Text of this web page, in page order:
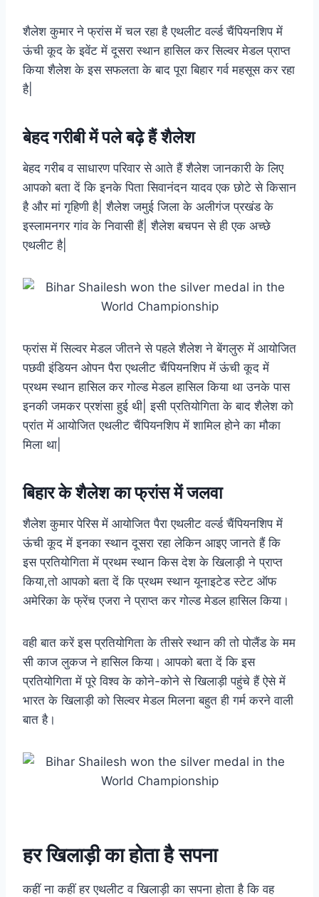
शैलेश कुमार ने फ्रांस में चल रहा है एथलीट वर्ल्ड चैंपियनशिप में
ऊंची कूद के इवेंट में दूसरा स्थान हासिल कर सिल्वर मेडल प्राप्त
किया शैलेश के इस सफलता के बाद पूरा बिहार गर्व महसूस कर रहा
है|
बेहद गरीबी में पले बढ़े हैं शैलेश
बेहद गरीब व साधारण परिवार से आते हैं शैलेश जानकारी के लिए
आपको बता दें कि इनके पिता सिवानंदन यादव एक छोटे से किसान
है और मां गृहिणी है| शैलेश जमुई जिला के अलीगंज प्रखंड के
इस्लामनगर गांव के निवासी हैं| शैलेश बचपन से ही एक अच्छे
एथलीट है|
फ्रांस में सिल्वर मेडल जीतने से पहले शैलेश ने बेंगलुरु में आयोजित
पछवी इंडियन ओपन पैरा एथलीट चैंपियनशिप में ऊंची कूद में
प्रथम स्थान हासिल कर गोल्ड मेडल हासिल किया था उनके पास
इनकी जमकर प्रशंसा हुई थी| इसी प्रतियोगिता के बाद शैलेश को
प्रांत में आयोजित एथलीट चैंपियनशिप में शामिल होने का मौका
मिला था|
बिहार के शैलेश का फ्रांस में जलवा
शैलेश कुमार पेरिस में आयोजित पैरा एथलीट वर्ल्ड चैंपियनशिप में
ऊंची कूद में इनका स्थान दूसरा रहा लेकिन आइए जानते हैं कि
इस प्रतियोगिता में प्रथम स्थान किस देश के खिलाड़ी ने प्राप्त
किया,तो आपको बता दें कि प्रथम स्थान यूनाइटेड स्टेट ऑफ
अमेरिका के फ्रेंच एजरा ने प्राप्त कर गोल्ड मेडल हासिल किया।
वही बात करें इस प्रतियोगिता के तीसरे स्थान की तो पोलैंड के मम
सी काज लुकज ने हासिल किया। आपको बता दें कि इस
प्रतियोगिता में पूरे विश्व के कोने-कोने से खिलाड़ी पहुंचे हैं ऐसे में
भारत के खिलाड़ी को सिल्वर मेडल मिलना बहुत ही गर्म करने वाली
बात है।
हर खिलाड़ी का होता है सपना
कहीं ना कहीं हर एथलीट व खिलाड़ी का सपना होता है कि वह